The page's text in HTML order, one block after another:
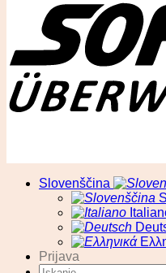
Slovenščina
Prijava